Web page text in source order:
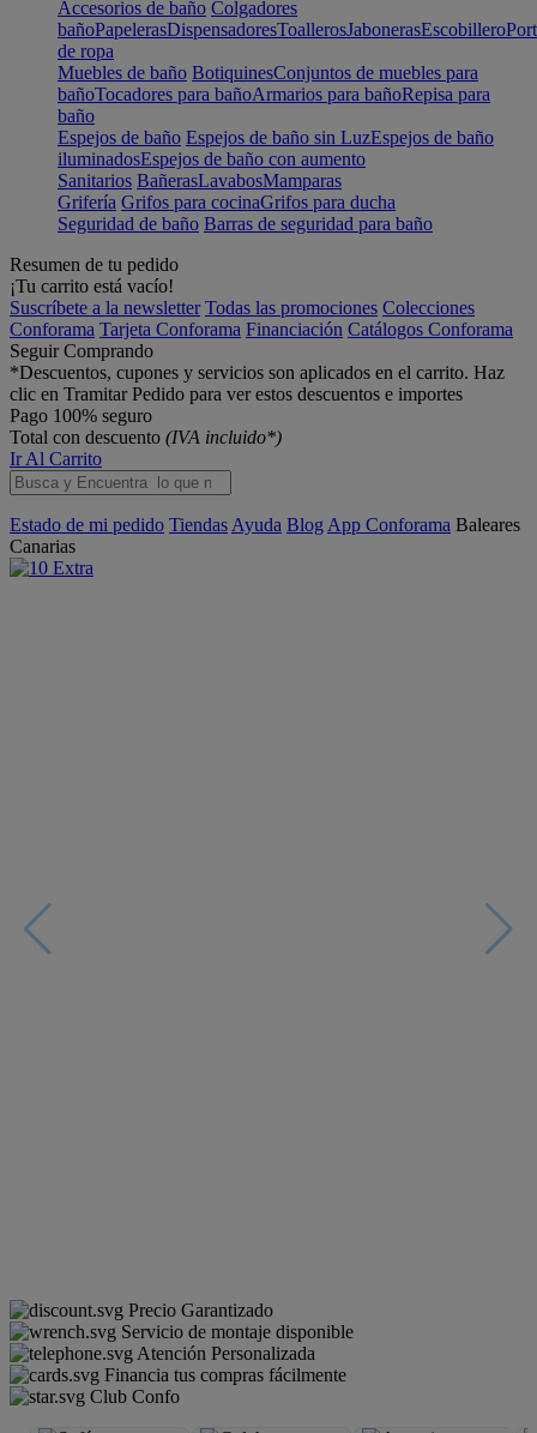
Accesorios de baño Colgadores
bañoPapelerasDispensadoresToallerosJabonerasEscobillero
de ropa
Muebles de baño BotiquinesConjuntos de muebles para
bañoTocadores para bañoArmarios para bañoRepisa para
baño
Espejos de baño Espejos de baño sin LuzEspejos de baño
iluminadosEspejos de baño con aumento
Sanitarios BañerasLavabosMamparas
Grifería Grifos para cocinaGrifos para ducha
Seguridad de baño Barras de seguridad para baño
Resumen de tu pedido
¡Tu carrito está vacío!
Suscríbete a la newsletter Todas las promociones Colecciones
Conforama Tarjeta Conforama Financiación Catálogos Conforama
Seguir Comprando
*Descuentos, cupones y servicios son aplicados en el carrito. Haz
clic en Tramitar Pedido para ver estos descuentos e importes
Pago 100% seguro
Total con descuento (IVA incluido*)
Ir Al Carrito
Estado de mi pedido Tiendas Ayuda Blog App Conforama Baleares
Canarias
Precio Garantizado
Servicio de montaje disponible
Atención Personalizada
Financia tus compras fácilmente
Club Confo